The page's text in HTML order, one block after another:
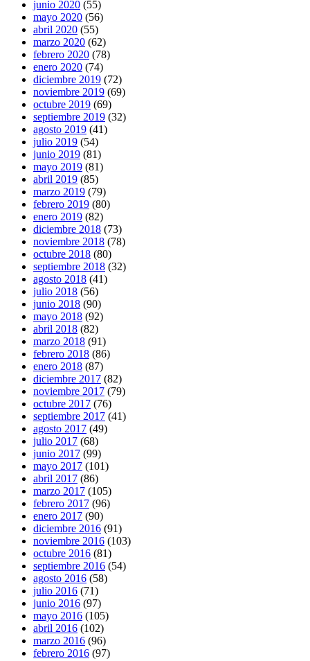
junio 2020 (55)
mayo 2020 (56)
abril 2020 (55)
marzo 2020 (62)
febrero 2020 (78)
enero 2020 (74)
diciembre 2019 (72)
noviembre 2019 (69)
octubre 2019 (69)
septiembre 2019 (32)
agosto 2019 (41)
julio 2019 (54)
junio 2019 (81)
mayo 2019 (81)
abril 2019 (85)
marzo 2019 (79)
febrero 2019 (80)
enero 2019 (82)
diciembre 2018 (73)
noviembre 2018 (78)
octubre 2018 (80)
septiembre 2018 (32)
agosto 2018 (41)
julio 2018 (56)
junio 2018 (90)
mayo 2018 (92)
abril 2018 (82)
marzo 2018 (91)
febrero 2018 (86)
enero 2018 (87)
diciembre 2017 (82)
noviembre 2017 (79)
octubre 2017 (76)
septiembre 2017 (41)
agosto 2017 (49)
julio 2017 (68)
junio 2017 (99)
mayo 2017 (101)
abril 2017 (86)
marzo 2017 (105)
febrero 2017 (96)
enero 2017 (90)
diciembre 2016 (91)
noviembre 2016 (103)
octubre 2016 (81)
septiembre 2016 (54)
agosto 2016 (58)
julio 2016 (71)
junio 2016 (97)
mayo 2016 (105)
abril 2016 (102)
marzo 2016 (96)
febrero 2016 (97)